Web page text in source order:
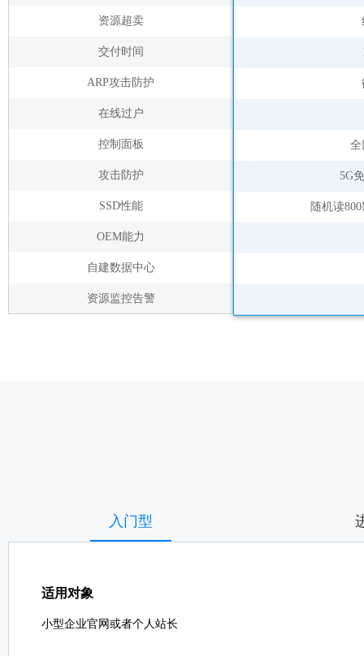
资源超卖
交付时间
ARP攻击防护
在线过户
控制面板
攻击防护
SSD性能
OEM能力
自建数据中心
资源监控告警
全
5G
随机读
入门型
适用对象
小型企业官网或者个人站长